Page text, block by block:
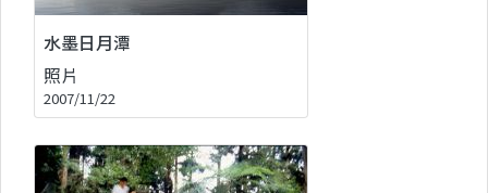
水墨日月潭
照片
2007/11/22